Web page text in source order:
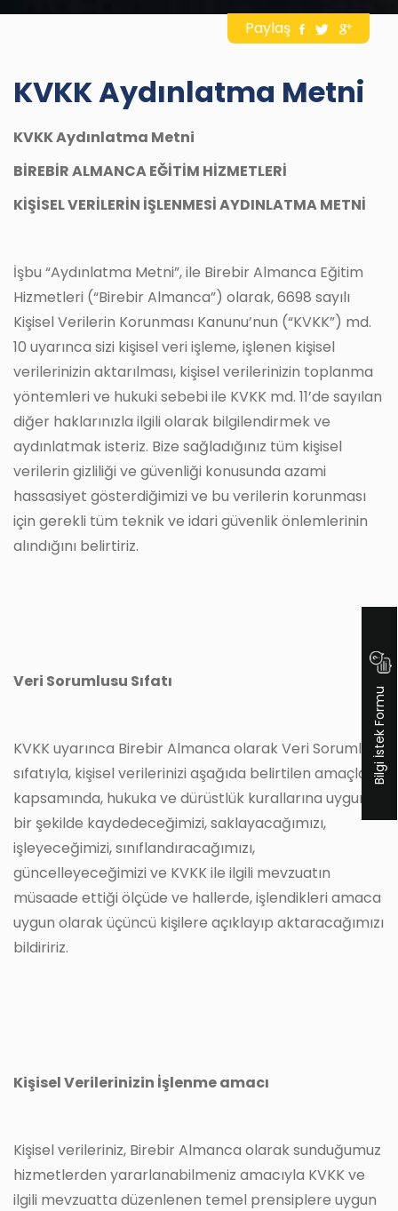
Paylaş
KVKK Aydınlatma Metni
KVKK Aydınlatma Metni
BİREBİR ALMANCA EĞİTİM HİZMETLERİ
KİŞİSEL VERİLERİN İŞLENMESİ AYDINLATMA METNİ
İşbu “Aydınlatma Metni”, ile Birebir Almanca Eğitim
Hizmetleri (“Birebir Almanca”) olarak, 6698 sayılı
Kişisel Verilerin Korunması Kanunu’nun (“KVKK”) md.
10 uyarınca sizi kişisel veri işleme, işlenen kişisel
verilerinizin aktarılması, kişisel verilerinizin toplanma
yöntemleri ve hukuki sebebi ile KVKK md. 11’de sayılan
diğer haklarınızla ilgili olarak bilgilendirmek ve
aydınlatmak isteriz. Bize sağladığınız tüm kişisel
verilerin gizliliği ve güvenliği konusunda azami
hassasiyet gösterdiğimizi ve bu verilerin korunması
için gerekli tüm teknik ve idari güvenlik önlemlerinin
alındığını belirtiriz.
Veri Sorumlusu Sıfatı
KVKK uyarınca Birebir Almanca olarak Veri Sorumlusu
sıfatıyla, kişisel verilerinizi aşağıda belirtilen amaçlar
kapsamında, hukuka ve dürüstlük kurallarına uygun
bir şekilde kaydedeceğimizi, saklayacağımızı,
işleyeceğimizi, sınıflandıracağımızı,
güncelleyeceğimizi ve KVKK ile ilgili mevzuatın
müsaade ettiği ölçüde ve hallerde, işlendikleri amaca
uygun olarak üçüncü kişilere açıklayıp aktaracağımızı
bildiririz.
Kişisel Verilerinizin İşlenme amacı
Kişisel verileriniz, Birebir Almanca olarak sunduğumuz
hizmetlerden yararlanabilmeniz amacıyla KVKK ve
ilgili mevzuatta düzenlenen temel prensiplere uygun
Bilgi İstek Formu